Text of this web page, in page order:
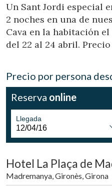
Contacto
Ubicación/nombre del hotel
Un Sant Jordi especial
2 noches en una de
Cava en la habitación
del 22 al 24 abril.
Precio por persona
Reserva online
Llegada
Hotel La Plaça de
Madremanya, Gironès, Girona